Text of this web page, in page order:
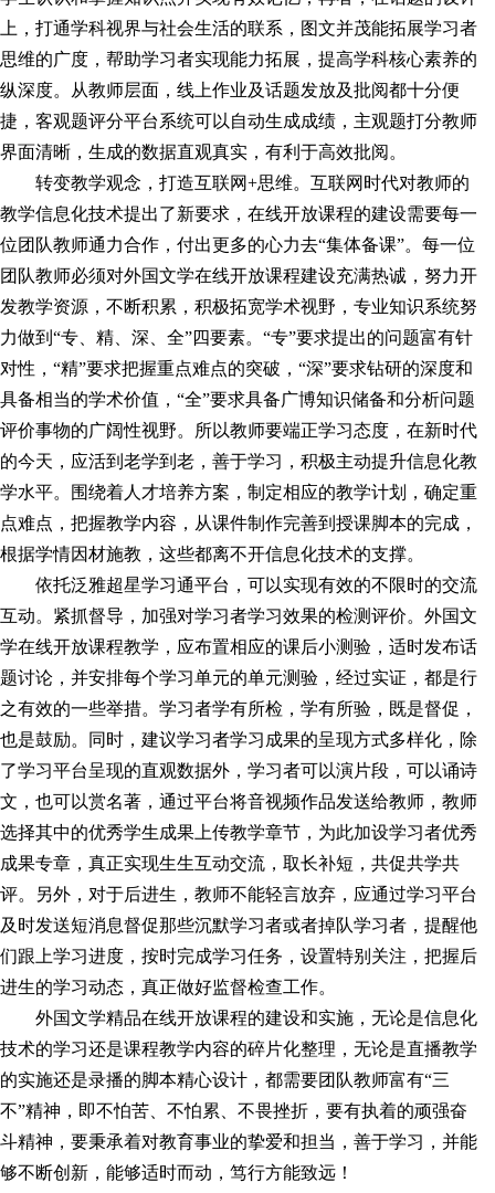
上，打通学科视界与社会生活的联系，图文并茂能拓展学习者
思维的广度，帮助学习者实现能力拓展，提高学科核心素养的
纵深度。从教师层面，线上作业及话题发放及批阅都十分便
捷，客观题评分平台系统可以自动生成成绩，主观题打分教师
界面清晰，生成的数据直观真实，有利于高效批阅。
转变教学观念，打造互联网+思维。互联网时代对教师的
教学信息化技术提出了新要求，在线开放课程的建设需要每一
位团队教师通力合作，付出更多的心力去“集体备课”。每一位
团队教师必须对外国文学在线开放课程建设充满热诚，努力开
发教学资源，不断积累，积极拓宽学术视野，专业知识系统努
力做到“专、精、深、全”四要素。“专”要求提出的问题富有针
对性，“精”要求把握重点难点的突破，“深”要求钻研的深度和
具备相当的学术价值，“全”要求具备广博知识储备和分析问题
评价事物的广阔性视野。所以教师要端正学习态度，在新时代
的今天，应活到老学到老，善于学习 ，积极主动提升信息化教
学水平。围绕着人才培养方案，制定相应的教学计划，确定重
点难点，把握教学内容，从课件制作完善到授课脚本的完成，
根据学情因材施教，这些都离不开信息化技术的支撑。
依托泛雅超星学习通平台，可以实现有效的不限时的交流
互动。紧抓督导，加强对学习者学习效果的检测评价。外国文
学在线开放课程教学，应布置相应的课后小测验，适时发布话
题讨论，并安排每个学习单元的单元测验，经过实证，都是行
之有效的一些举措。学习者学有所检，学有所验，既是督促，
也是鼓励。同时，建议学习者学习 成果的呈现方式多样化，除
了学习平台呈现的直观数据外，学习者可以演片段，可以诵诗
文，也可以赏名著，通过平台将音视频作品发送给教师，教师
选择其中的优秀学生成果上传教学章节，为此加设学习者优秀
成果专章，真正实现生生互动交流，取长补短，共促共学共
评。另外，对于后进生，教师不能轻言放弃，应通过学习平台
及时发送短消息督促那些沉默学习者或者掉队学习者，提醒他
们跟上学习进度，按时完成学习任务，设置特别关注，把握后
进生的学习动态，真正做好监督检查工作。
外国文学精品在线开放课程的建设和实施，无论是信息化
技术的学习还是课程教学内容的碎片化整理，无论是直播教学
的实施还是录播的脚本精心设计，都需要团队教师富有“三
不”精神，即不怕苦、不怕累、不畏挫折，要有执着的顽强奋
斗精神，要秉承着对教育事业的挚爱和担当，善于学习 ，并能
够不断创新，能够适时而动，笃行方能致远！